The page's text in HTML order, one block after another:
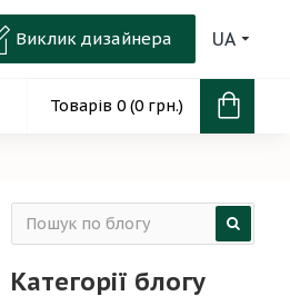
UA
Виклик дизайнера
Товарів 0 (0 грн.)
Категорії блогу